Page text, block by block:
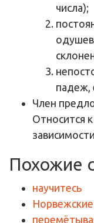
числа);
падеж,
Член
Относится
Похожие
научитесь
Норвежские